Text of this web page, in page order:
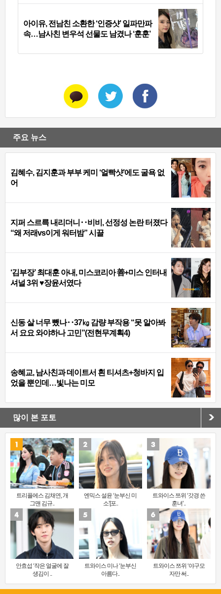
아이유, 전남친 소환한 ‘인증샷’ 일파만파
속…남사친 변우석 선물도 남겼나 ‘훈훈’
주요 뉴스
김혜수, 김지훈과 부부 케미 ‘얼빡샷’에도 굴욕 없
어
지퍼 스르륵 내리더니‥비비, 선정성 논란 터졌다
“왜 저래vs이게 워터밤” 시끌
‘김부장’ 최대훈 아내, 미스코리아 善+미스 인터내
셔널 3위 ♥장윤서였다
신동 살 너무 뺐나‥37㎏ 감량 부작용 “못 알아봐
서 요요 와야하나 고민”(전현무계획4)
송혜교, 남사친과 데이트서 흰 티셔츠+청바지 입
었을 뿐인데…빛나는 미모
많이 본 포토
트리플에스 김채연, 개
그맨 김규..
엔믹스 설윤 ‘눈부신 미
소’[포..
트와이스 쯔위 ‘갓경 쓴
훈녀’..
안효섭 ‘작은 얼굴에 잘
생김이 ..
트와이스 미나 ‘눈부신
아름다..
트와이스 쯔위 ‘야구모
자만 써..